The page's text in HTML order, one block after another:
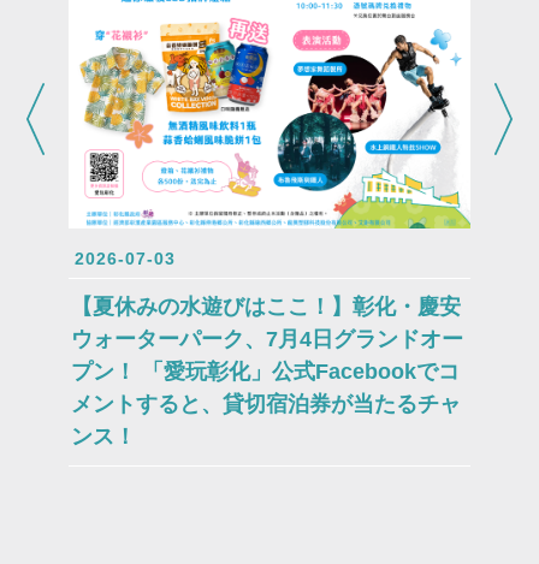
2026-07-03
【夏休みの水遊びはここ！】彰化・慶安
ウォーターパーク、7月4日グランドオー
プン！ 「愛玩彰化」公式Facebookでコ
メントすると、貸切宿泊券が当たるチャ
ンス！
2026-